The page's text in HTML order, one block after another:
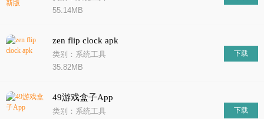
55.14MB
zen flip clock apk
类别：系统工具
35.82MB
下载
49游戏盒子App
类别：系统工具
下载